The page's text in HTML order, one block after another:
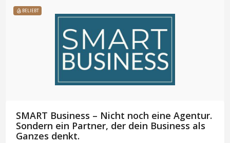
BELIEBT
SMART Business – Nicht noch eine Agentur.
Sondern ein Partner, der dein Business als
Ganzes denkt.